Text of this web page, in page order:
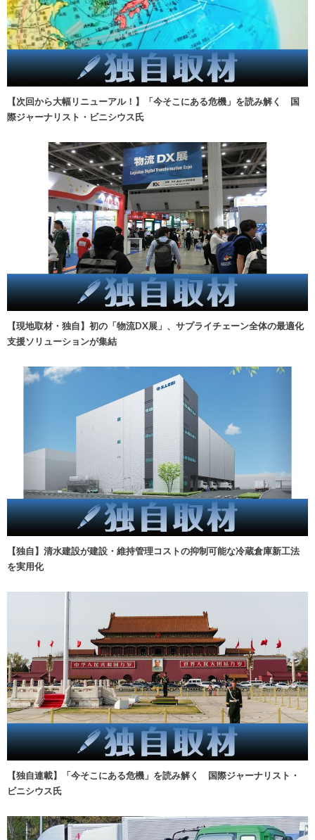
【次回から大幅リニューアル！】「今そこにある危機」を読み解く 国
際ジャーナリスト・ビニシウス氏
【現地取材・独自】初の「物流DX展」、サプライチェーン全体の最適化
支援ソリューションが集結
【独自】清水建設が建設・維持管理コストの抑制可能な冷蔵倉庫新工法
を実用化
【独自連載】「今そこにある危機」を読み解く 国際ジャーナリスト・
ビニシウス氏